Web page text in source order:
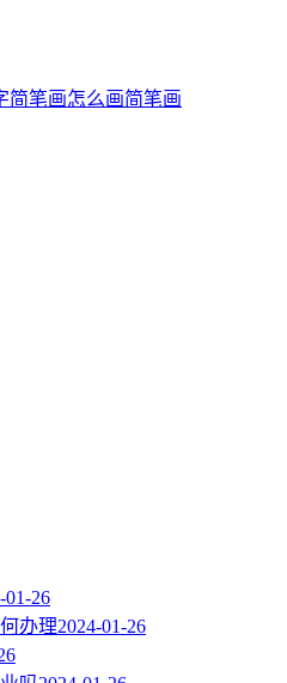
简笔画怎么画简笔画
01-26
办理2024-01-26